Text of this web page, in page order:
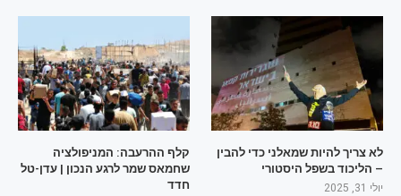
לא צריך להיות שמאלני כדי להבין
– הליכוד בשפל היסטורי
יולי 31, 2025
קלף ההרעבה: המניפולציה
שחמאס שמר לרגע הנכון | עדן-טל
חדד